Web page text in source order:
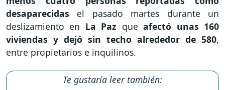
desaparecidas el pasado martes durante un
deslizamiento en La Paz que afectó unas 160
viviendas y dejó sin techo alrededor de 580,
entre propietarios e inquilinos.
Te gustaría leer también: